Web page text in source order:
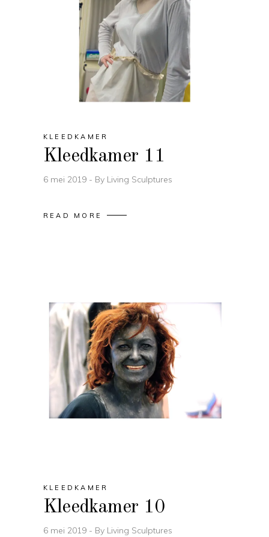
KLEEDKAMER
Kleedkamer 11
6 mei 2019 By Living Sculptures
READ MORE
KLEEDKAMER
Kleedkamer 10
6 mei 2019 By Living Sculptures